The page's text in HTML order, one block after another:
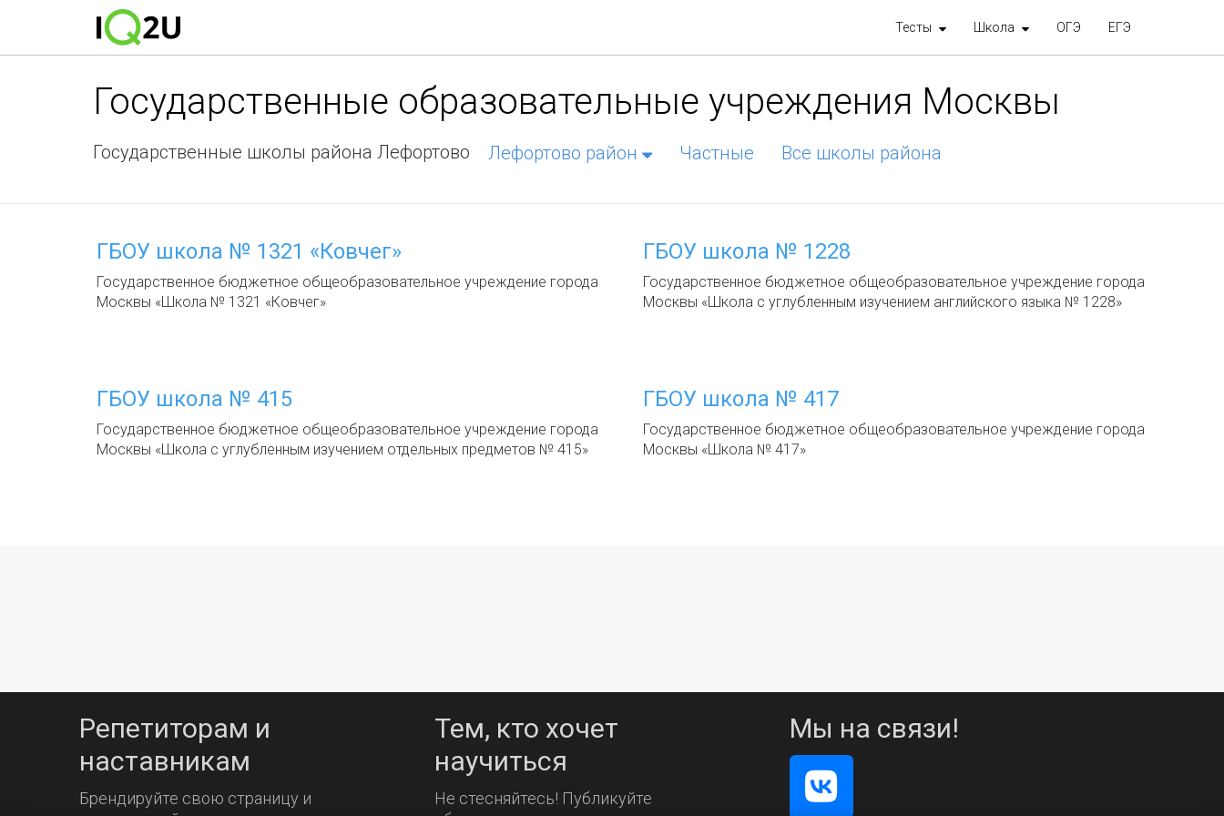
Тесты Школа ОГЭ ЕГЭ
Государственные образовательные учреждения Москвы
Государственные школы района Лефортово Лефортово район Частные Все школы района
ГБОУ школа № 1321 «Ковчег»
Государственное бюджетное общеобразовательное учреждение города
Москвы «Школа № 1321 «Ковчег»
ГБОУ школа № 1228
Государственное бюджетное общеобразовательное учреждение города
Москвы «Школа с углубленным изучением английского языка № 1228»
ГБОУ школа № 415
Государственное бюджетное общеобразовательное учреждение города
Москвы «Школа с углубленным изучением отдельных предметов № 415»
ГБОУ школа № 417
Государственное бюджетное общеобразовательное учреждение города
Москвы «Школа № 417»
Репетиторам и
наставникам
Брендируйте свою страницу и
Тем, кто хочет
научиться
Не стесняйтесь! Публикуйте
Мы на связи!